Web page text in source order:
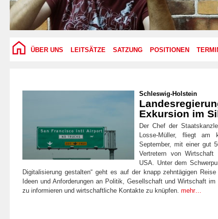
ÜBER UNS LEITSÄTZE SATZUNG POSITIONEN
Schleswig-Holstein
Exkursion im
Der Chef der
Losse-Müller, fliegt am
September, mit einer gut
Vertretern von
USA. Unter dem
Digitalisierung gestalten“ geht es auf der knapp zehntägigen
Ideen und Anforderungen an Politik, Gesellschaft und Wirtschaft
zu informieren und wirtschaftliche Kontakte zu knüpfen. mehr…